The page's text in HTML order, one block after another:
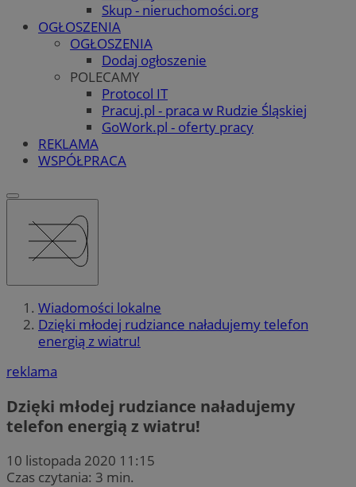
Skup - nieruchomości.org
OGŁOSZENIA
OGŁOSZENIA
Dodaj ogłoszenie
POLECAMY
Protocol IT
Pracuj.pl - praca w Rudzie Śląskiej
GoWork.pl - oferty pracy
REKLAMA
WSPÓŁPRACA
Wiadomości lokalne
Dzięki młodej rudziance naładujemy telefon
energią z wiatru!
reklama
Dzięki młodej rudziance naładujemy
telefon energią z wiatru!
10 listopada 2020 11:15
Czas czytania: 3 min.